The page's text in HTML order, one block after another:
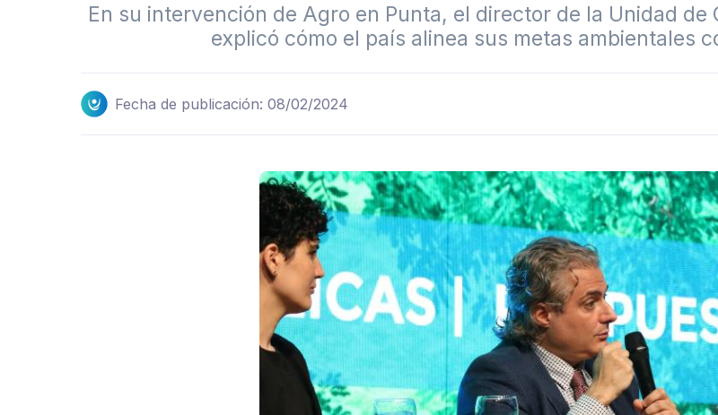
En su intervención de Agro en Punta, el director de la Unidad de
explicó cómo el país alinea sus metas ambientales
Fecha de publicación: 08/02/2024